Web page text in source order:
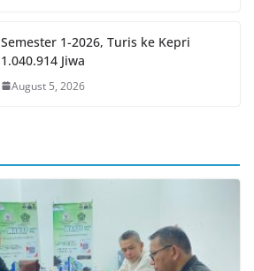
Semester 1-2026, Turis ke Kepri
1.040.914 Jiwa
August 5, 2026